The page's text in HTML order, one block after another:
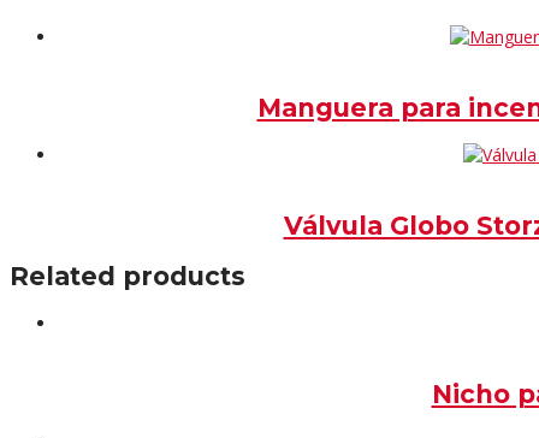
Manguera para
Válvula Globo
Related products
Nicho